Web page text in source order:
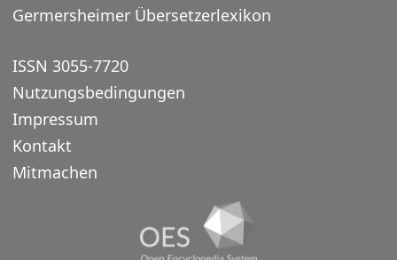
Germersheimer Übersetzerlexikon
ISSN 3055-7720
Nutzungsbedingungen
Impressum
Kontakt
Mitmachen